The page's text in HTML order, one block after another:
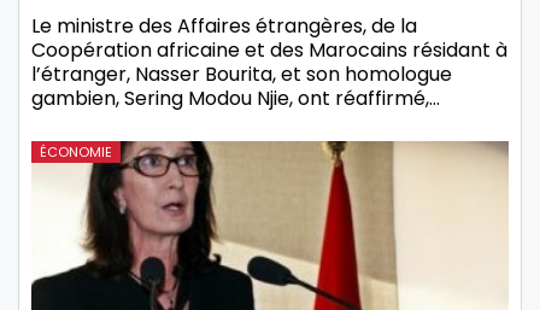
Le ministre des Affaires étrangères, de la
Coopération africaine et des Marocains résidant à
l’étranger, Nasser Bourita, et son homologue
gambien, Sering Modou Njie, ont réaffirmé,…
ÉCONOMIE